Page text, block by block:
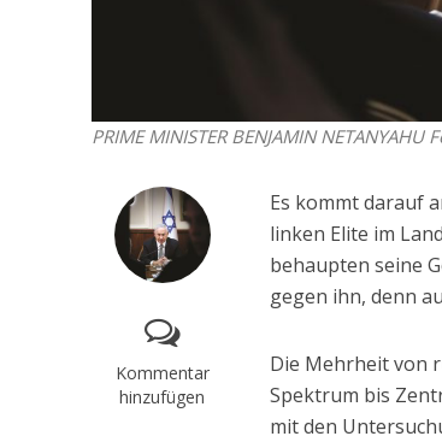
PRIME MINISTER BENJAMIN NETANYAHU
Kommentar
hinzufügen
Es kommt darauf
linken Elite im
behaupten seine
gegen ihn, denn
Die Mehrheit von
Spektrum bis
mit den